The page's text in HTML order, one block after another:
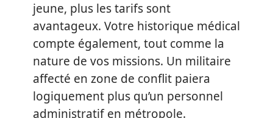
jeune, plus les tarifs sont
avantageux. Votre historique médical
compte également, tout comme la
nature de vos missions. Un militaire
affecté en zone de conflit paiera
logiquement plus qu’un personnel
administratif en métropole.